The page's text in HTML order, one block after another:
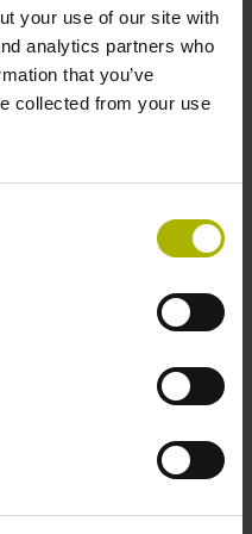
your use of our site with
analytics partners who
that you’ve
collected from your use
LINDE –
LEINE LINDE
di LEINE LINDE con
difficili. Con
incrementali, la serie